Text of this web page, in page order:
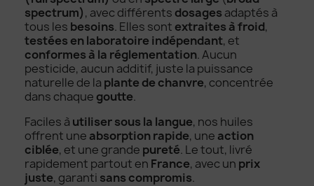
spectrum), avec différents dosages adaptés à
tous les besoins. Elles sont extraites à froid,
testées en laboratoire indépendant, et
conformes à la réglementation. Aucun
pesticide, aucun additif, juste la puissance
naturelle de la plante de chanvre, concentrée
dans chaque goutte.
Faciles à utiliser sous la langue, nos huiles
offrent une absorption rapide, une action
ciblée, et une grande pureté. Le tout, livré
rapidement partout en France, avec un prix
juste, garanti sans compromis.